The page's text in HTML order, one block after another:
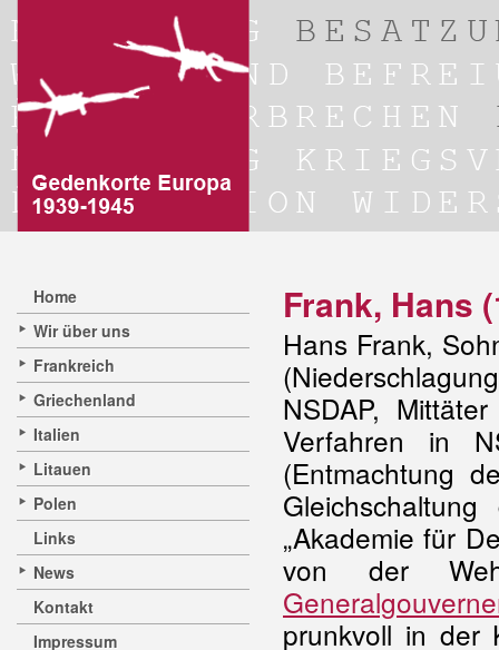
Home
Wir über uns
Frankreich
Griechenland
Italien
Litauen
Polen
Links
News
Kontakt
Impressum
Frank, Hans
Hans Frank,
NSDAP,
Verfahren in
(Entmachtung
„Akademie für
von der
prunkvoll in der